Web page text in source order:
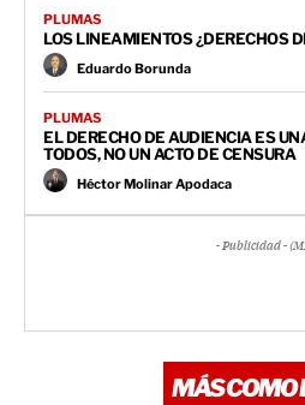
PLUMAS
LOS LINEAMIENTOS ¿DERECHOS
Eduardo Borunda
PLUMAS
EL DERECHO DE AUDIENCIA ES
TODOS, NO UN ACTO DE CENSURA
Héctor Molinar Apodaca
- Publicidad -
MÁS COMO